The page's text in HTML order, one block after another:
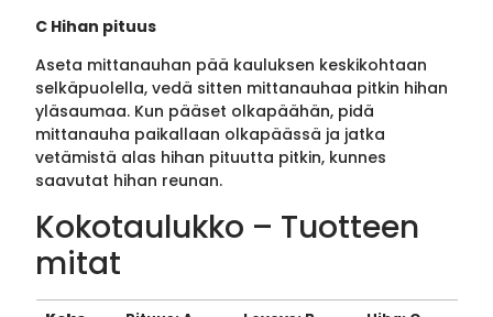
C Hihan pituus
Aseta mittanauhan pää kauluksen keskikohtaan
selkäpuolella, vedä sitten mittanauhaa pitkin hihan
yläsaumaa. Kun pääset olkapäähän, pidä
mittanauha paikallaan olkapäässä ja jatka
vetämistä alas hihan pituutta pitkin, kunnes
saavutat hihan reunan.
Kokotaulukko – Tuotteen
mitat